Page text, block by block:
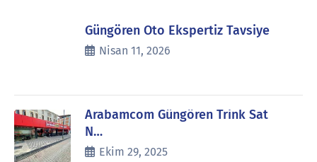
Güngören Oto Ekspertiz Tavsiye
Nisan 11, 2026
Arabamcom Güngören Trink Sat
N…
Ekim 29, 2025